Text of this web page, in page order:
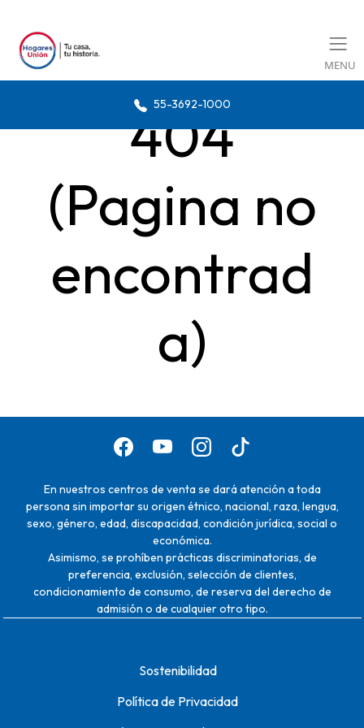
MENU
55-3692-1000
404
(Pagina no
encontrad
a)
En nuestros centros de venta se dará atención a toda
persona sin importar su origen étnico, nacional, raza, lengua,
sexo, género, edad, discapacidad, condición jurídica, social o
económica.
Asimismo, se prohíben prácticas discriminatorias, de
preferencia, exclusión, selección de clientes,
condicionamiento de consumo, de reserva del derecho de
admisión o de cualquier otro tipo.
Sostenibilidad
Política de Privacidad